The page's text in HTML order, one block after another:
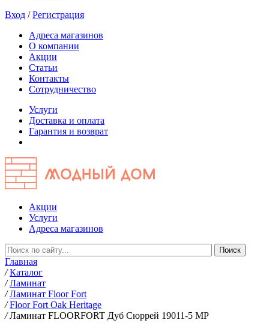
Вход /Регистрация
Адреса магазинов
О компании
Акции
Статьи
Контакты
Сотрудничество
Услуги
Доставка и оплата
Гарантия и возврат
Акции
Услуги
Адреса магазинов
Главная
/ Каталог
/ Ламинат
/ Ламинат Floor Fort
/ Floor Fort Oak Heritage
/ Ламинат FLOORFORT Дуб Сюррей 19011-5 MP